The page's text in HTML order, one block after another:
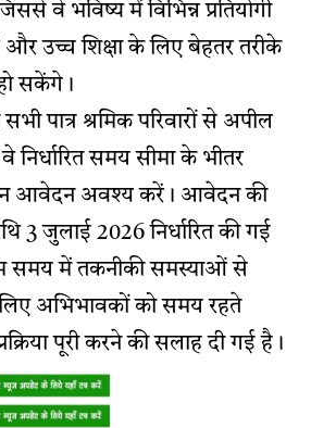
वे भविष्य में विभिन्न प्रतियोगी
और उच्च शिक्षा के लिए बेहतर तरीके
सकेंगे।
पात्र श्रमिक परिवारों से अपील
निर्धारित समय सीमा के भीतर
आवेदन अवश्य करें। आवेदन की
3 जुलाई 2026 निर्धारित की गई
समय में तकनीकी समस्याओं से
अभिभावकों को समय रहते
पूरी करने की सलाह दी गई है।